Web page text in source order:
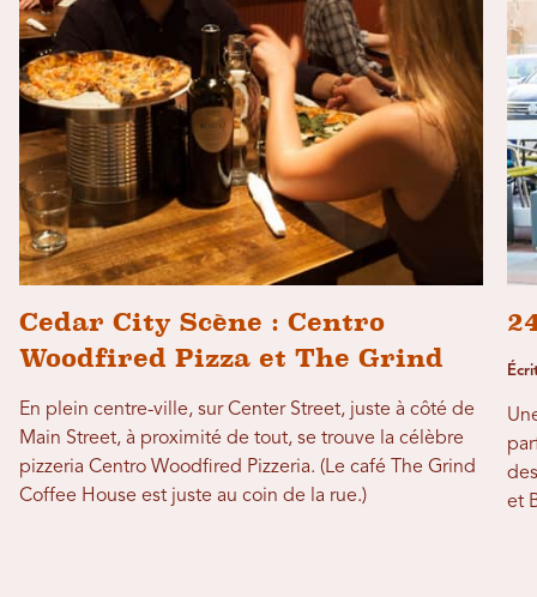
Cedar City Scène : Centro
Woodfired Pizza et The Grind
En plein centre-ville, sur Center Street, juste à côté de
Main Street, à proximité de tout, se trouve la célèbre
pizzeria Centro Woodfired Pizzeria. (Le café The Grind
Coffee House est juste au coin de la rue.)
et